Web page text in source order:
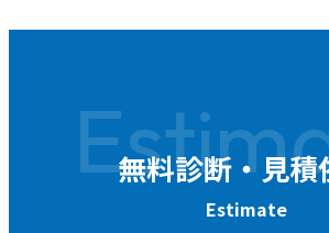
無料診断・見積
Estimate